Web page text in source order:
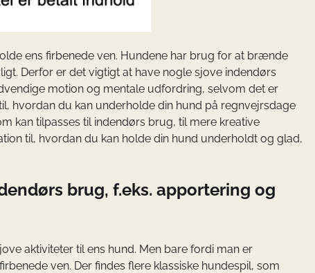
ens firbenede ven. Hundene har brug for at brænde
Derfor er det vigtigt at have nogle sjove indendørs
motion og mentale udfordring, selvom det er
hvordan du kan underholde din hund på regnvejrsdage
kan tilpasses til indendørs brug, til mere kreative
til, hvordan du kan holde din hund underholdt og glad,
brug, f.eks. apportering og
aktiviteter til ens hund. Men bare fordi man er
ven. Der findes flere klassiske hundespil, som